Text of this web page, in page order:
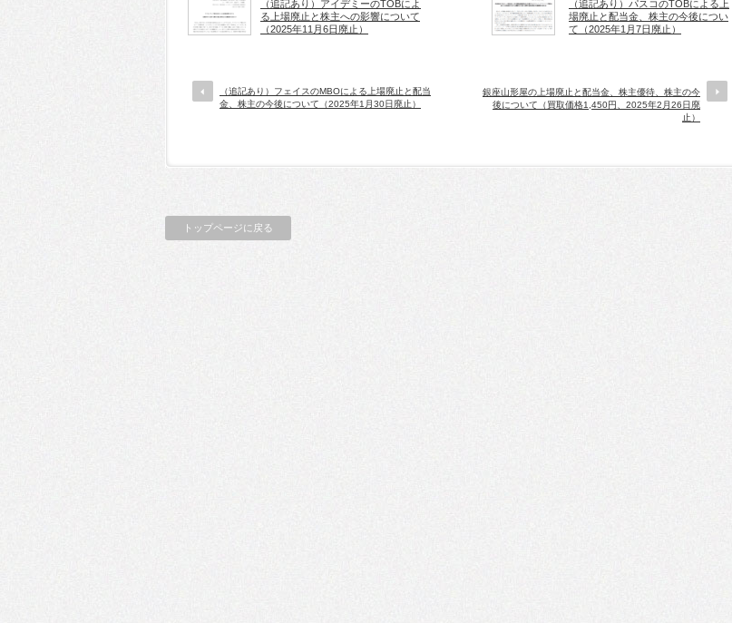
（追記あり）アイデミーのTOBによ
る上場廃止と株主への影響について
（2025年11月6日廃止）
（追記あり）パスコのTOBによる上
場廃止と配当金、株主の今後につい
て（2025年1月7日廃止）
（追記あり）フェイスのMBOによる上場廃止と配当
金、株主の今後について（2025年1月30日廃止）
銀座山形屋の上場廃止と配当金、株主優待、株主の今
後について（買取価格1,450円、2025年2月26日廃
止）
トップページに戻る